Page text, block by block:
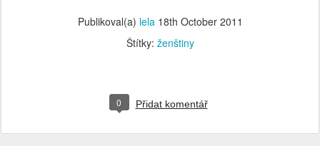
Publikoval(a) lela 18th October 2011
Štítky: ženštiny
0 Přidat komentář